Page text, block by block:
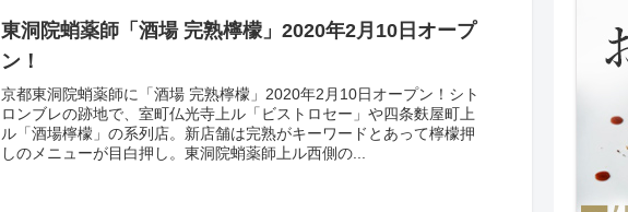
東洞院蛸薬師「酒場 完熟檸檬」2020年2月10日オープ
ン！
京都東洞院蛸薬師に「酒場 完熟檸檬」2020年2月10日オープン！シト
ロンブレの跡地で、室町仏光寺上ル「ビストロセー」や四条麩屋町上
ル「酒場檸檬」の系列店。新店舗は完熟がキーワードとあって檸檬押
しのメニューが目白押し。東洞院蛸薬師上ル西側の...